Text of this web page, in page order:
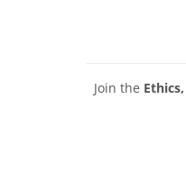
Join the